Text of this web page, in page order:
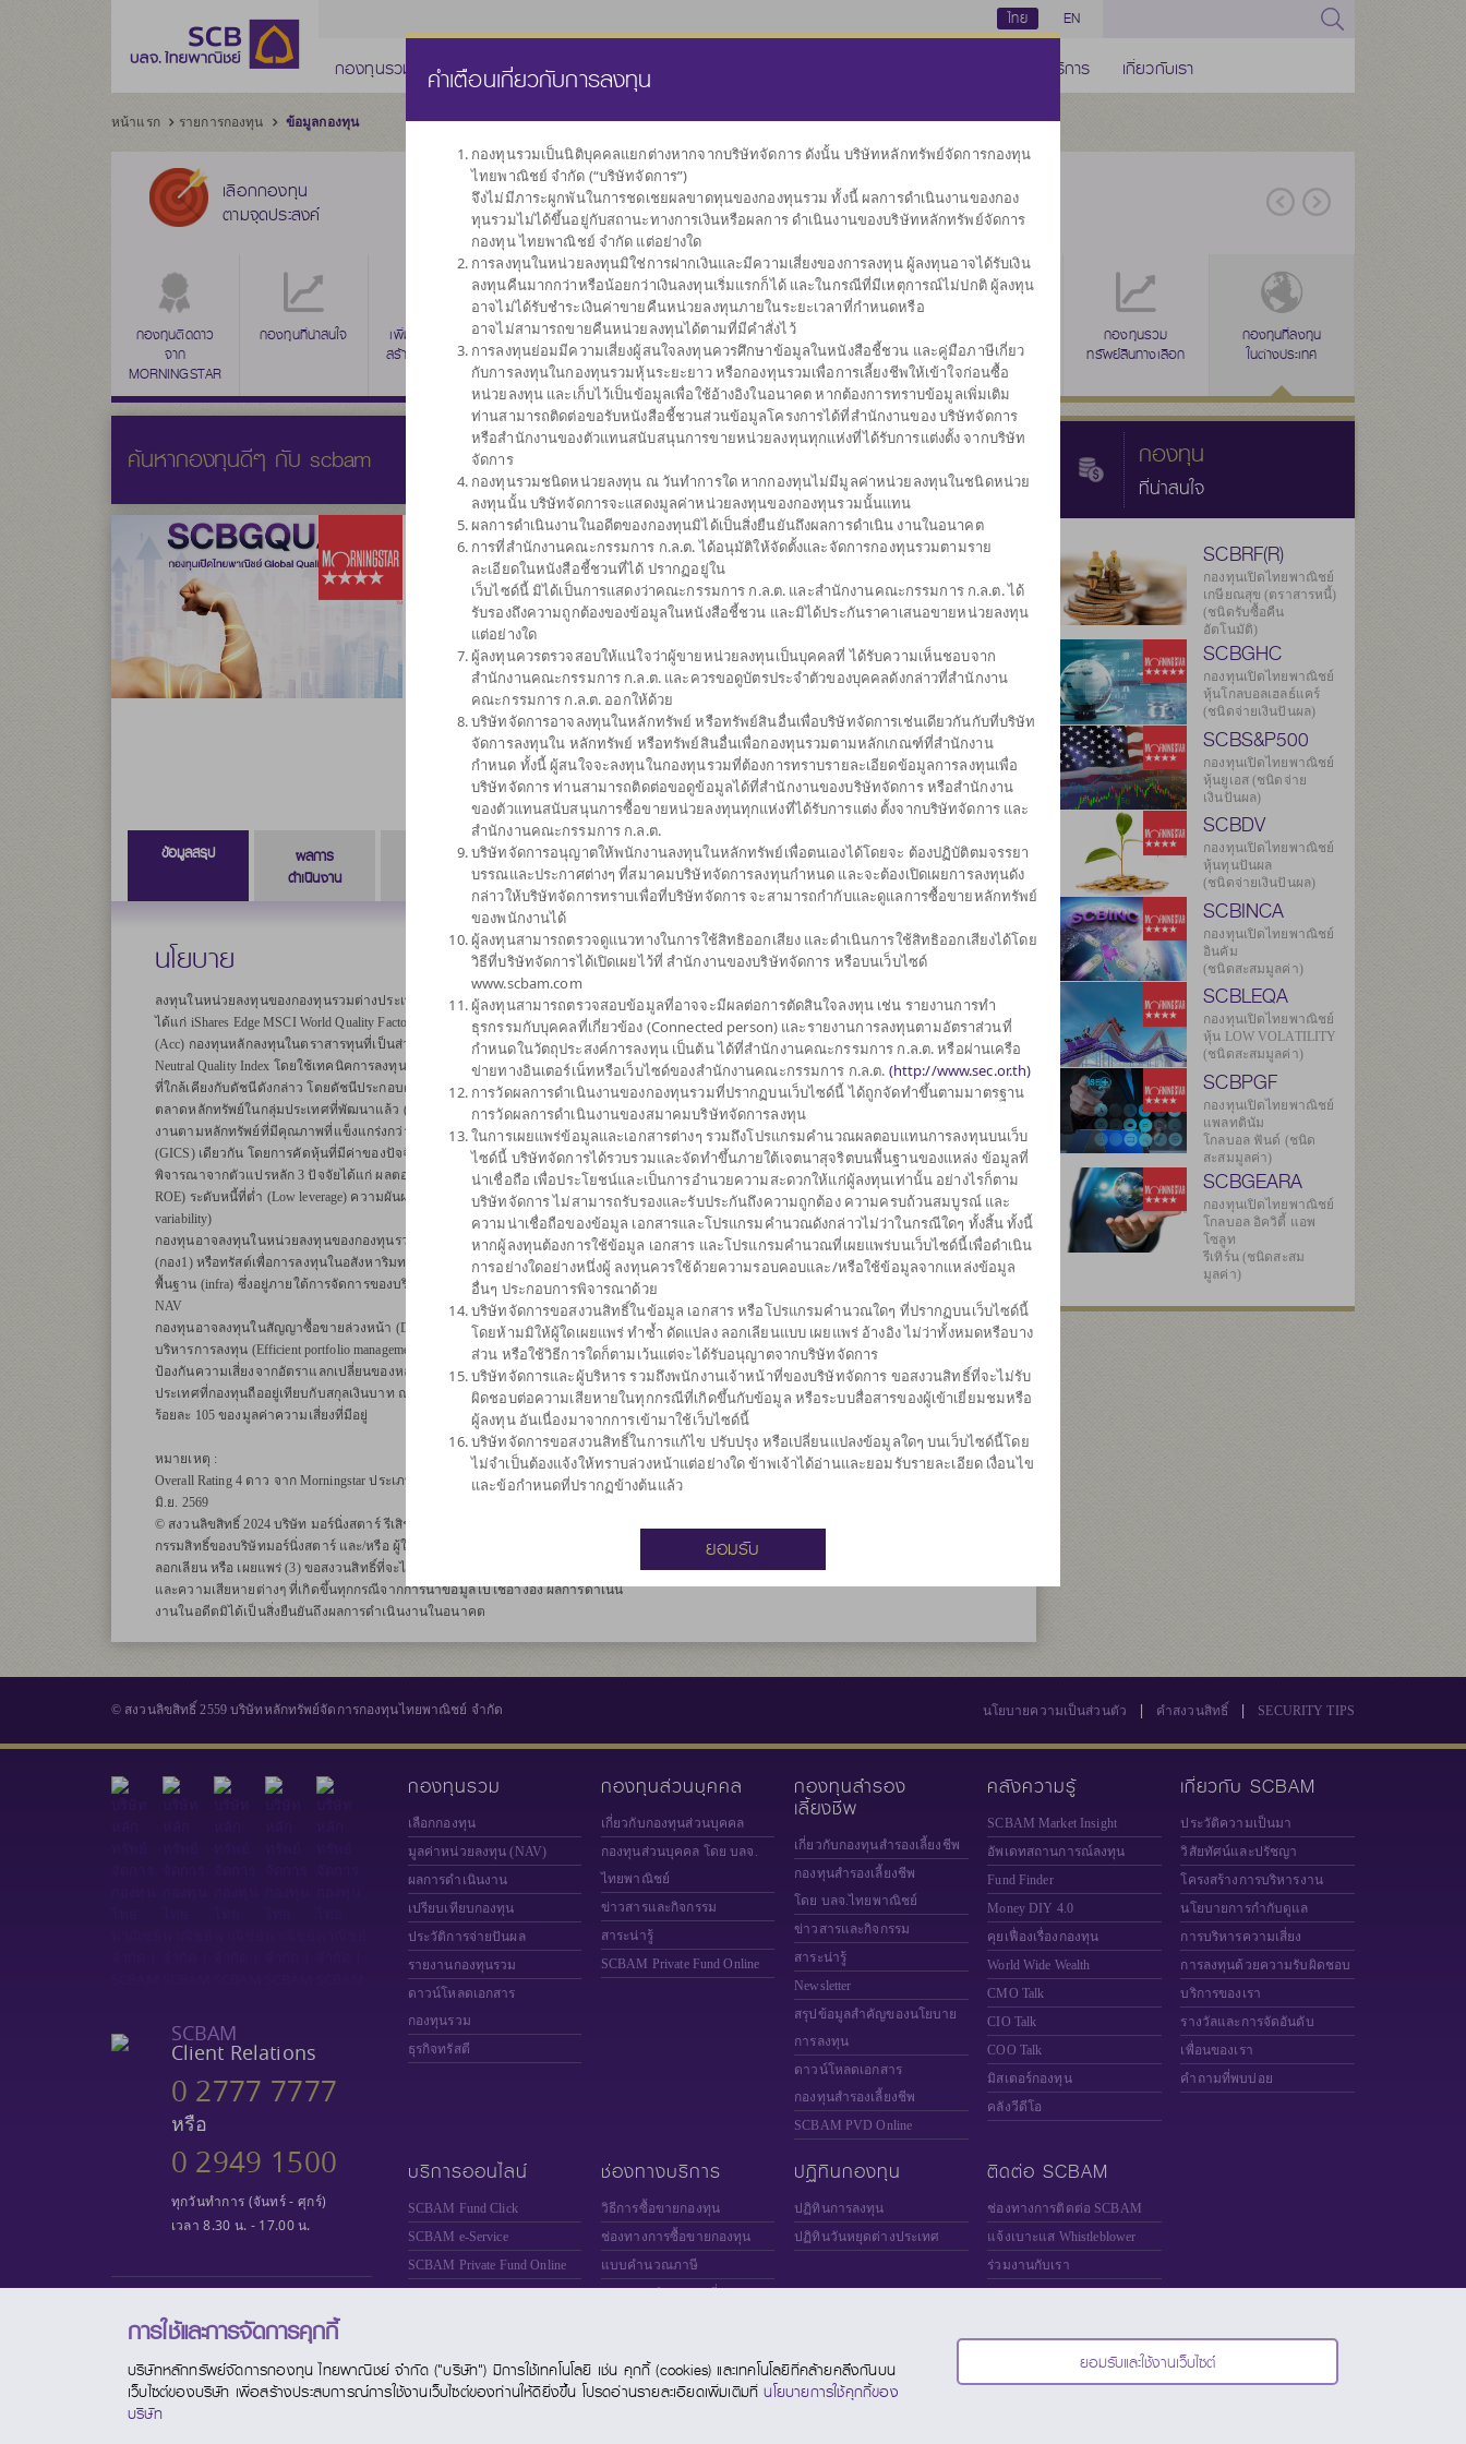
ไทย EN
กองทุนรวม กองทุนส่วนบุคคล ช่องทางบริการ เกี่ยวกับเรา
หน้าแรก รายการกองทุน ข้อมูลกองทุน
เลือกกองทุน
ตามจุดประสงค์
กองทุนติดดาว
จาก
MORNINGSTAR
กองทุนที่น่าสนใจ
เพิ่มค่าเงินลงทุน
สร้างผลตอบแทน
ผันผวนต่ำ
รักษาเงินลงทุน
กระจายการลงทุน
หลายสินทรัพย์
รับเงินปันผล
การลงทุน
ลดหย่อนภาษี
(SSF)
ลดหย่อนภาษี
(THAI ESG)
เลือกกองทุน
ตามนโยบายการลงทุน
กองทุนรวมตลาด
เงิน
กองทุนรวม
ตราสารหนี้
กองทุนรวมดัชนี
ตราสารทุน
ผสม
กองทุนรวม
ทรัพย์สินทางเลือก
กองทุนที่ลงทุน
ในต่างประเทศ
ค้นหากองทุนดีๆ กับ scbam
กองทุนเปิดไทยพาณิชย์ Global Quality Equity (ชนิดสะสมมูลค่า)
SCBGQUAL(A) SHARE
ความเสี่ยงสูง
6
ตั้งแต่ต้นปี
+9.69%
ข้อมูล ณ วันที่ 6 สิงหาคม 2569
มูลค่าหน่วยลงทุน
16.5969
-0.0536
ข้อมูล ณ วันที่ 6 ส.ค. 2569
*ตามสกุลเงินของกองทุน
ข้อมูลสรุป
ผลการ
ดำเนินงาน
ข้อมูลการ
ดาวน์โหลด
เอกสาร
ปฏิทิน
วันหยุด
นโยบาย
ลงทุนในหน่วยลงทุนของกองทุนรวมต่างประเทศเพียงกองทุนเดียว (Feeder Fund)
ได้แก่ iShares Edge MSCI World Quality Factor UCITS ETF (กองทุนหลัก) Class USD
(Acc) กองทุนหลักลงทุนในตราสารทุนที่เป็นส่วนประกอบของ MSCI World Sector
Neutral Quality Index โดยใช้เทคนิคการลงทุนแบบ optimization เพื่อให้ได้ผลตอบแทน
ที่ใกล้เคียงกับดัชนีดังกล่าว โดยดัชนีประกอบด้วยหุ้นขนาดใหญ่และขนาดกลางของ
ตลาดหลักทรัพย์ในกลุ่มประเทศที่พัฒนาแล้ว (Developed Market) มุ่งหวังผลการดำเนิน
งานตามหลักทรัพย์ที่มีคุณภาพที่แข็งแกร่งกว่าเมื่อเทียบกับคู่แข่งในกลุ่มอุตสาหกรรม
(GICS) เดียวกัน โดยการคัดหุ้นที่มีค่าของปัจจัยคุณภาพที่สูง (high quality factor)
พิจารณาจากตัวแปรหลัก 3 ปัจจัยได้แก่ ผลตอบแทนต่อส่วนของผู้ถือหุ้นที่สูง (High
ROE) ระดับหนี้ที่ต่ำ (Low leverage) ความผันผวนของกำไรที่ต่ำ (Low earnings
variability)
กองทุนอาจลงทุนในหน่วยลงทุนของกองทุนรวมหรือกองทุนรวมอสังหาริมทรัพย์
(กอง1) หรือทรัสต์เพื่อการลงทุนในอสังหาริมทรัพย์ (REITs) หรือกองทุนรวมโครงสร้าง
พื้นฐาน (infra) ซึ่งอยู่ภายใต้การจัดการของบริษัทจัดการในสัดส่วนไม่เกิน 20% ของ
NAV
กองทุนอาจลงทุนในสัญญาซื้อขายล่วงหน้า (Derivatives) เพื่อเพิ่มประสิทธิภาพการ
บริหารการลงทุน (Efficient portfolio management) และ/หรือการบริหารความเสี่ยง โดย
ป้องกันความเสี่ยงจากอัตราแลกเปลี่ยนของหลักทรัพย์หรือทรัพย์สินในสกุลเงินต่าง
ประเทศที่กองทุนถืออยู่เทียบกับสกุลเงินบาท ณ ขณะใดขณะหนึ่ง ระหว่างร้อยละ 95 ถึง
ร้อยละ 105 ของมูลค่าความเสี่ยงที่มีอยู่
หมายเหตุ :
Overall Rating 4 ดาว จาก Morningstar ประเภท Thailand Fund Global Equity , ณ 30
มิ.ย. 2569
© สงวนลิขสิทธิ์ 2024 บริษัท มอร์นิ่งสตาร์ รีเสิรซ์ ประเทศไทย ข้อมูลนี้ (1) เป็น
กรรมสิทธิ์ของบริษัทมอร์นิ่งสตาร์ และ/หรือ ผู้ให้บริการข้อมูล (2) ขอสงวนสิทธิ์ในการ
ลอกเลียน หรือ เผยแพร่ (3) ขอสงวนสิทธิ์ที่จะไม่รับผิดชอบต่อความถูกต้อง ครบถ้วน
และความเสียหายต่างๆ ที่เกิดขึ้นทุกกรณีจากการนำข้อมูลไปใช้อ้างอิง ผลการดำเนิน
งานในอดีตมิได้เป็นสิ่งยืนยันถึงผลการดำเนินงานในอนาคต
ประเภทกองทุน
กองทุนที่ลงทุนในต่างประเทศ
จำนวนเงินลงทุนโครงการ 3,000 ล้าน
วันที่จดทะเบียนกองทุน
วันที่ 5 ก.ค. 2565
วันที่ครบอายุกองทุน
N/A
ราคาขาย 16.6916
ราคาซื้อคืน 16.5853
มูลค่าทรัพย์สินสุทธิ
299,898,013.59
มูลค่าหน่วยลงทุน 16.5969
ณ วันที่ 6 ส.ค. 2569
กองทุน
ที่น่าสนใจ
SCBRF(R)
กองทุนเปิดไทยพาณิชย์
เกษียณสุข (ตราสารหนี้)
(ชนิดรับซื้อคืน
อัตโนมัติ)
SCBGHC
กองทุนเปิดไทยพาณิชย์
หุ้นโกลบอลเฮลธ์แคร์
(ชนิดจ่ายเงินปันผล)
SCBS&P500
กองทุนเปิดไทยพาณิชย์
หุ้นยูเอส (ชนิดจ่าย
เงินปันผล)
SCBDV
กองทุนเปิดไทยพาณิชย์
หุ้นทุนปันผล
(ชนิดจ่ายเงินปันผล)
SCBINCA
กองทุนเปิดไทยพาณิชย์
อินคัม
(ชนิดสะสมมูลค่า)
SCBLEQA
กองทุนเปิดไทยพาณิชย์
หุ้น LOW VOLATILITY
(ชนิดสะสมมูลค่า)
SCBPGF
กองทุนเปิดไทยพาณิชย์
แพลทตินัม
โกลบอล ฟันด์ (ชนิด
สะสมมูลค่า)
SCBGEARA
กองทุนเปิดไทยพาณิชย์
โกลบอล อิควิตี้ แอพ
โซลูท
รีเทิร์น (ชนิดสะสม
มูลค่า)
คำเตือนเกี่ยวกับการลงทุน
กองทุนรวมเป็นนิติบุคคลแยกต่างหากจากบริษัทจัดการ ดังนั้น บริษัทหลักทรัพย์จัดการกองทุน
ไทยพาณิชย์ จำกัด (“บริษัทจัดการ”)
จึงไม่มีภาระผูกพันในการชดเชยผลขาดทุนของกองทุนรวม ทั้งนี้ ผลการดำเนินงานของกอง
ทุนรวมไม่ได้ขึ้นอยู่กับสถานะทางการเงินหรือผลการ ดำเนินงานของบริษัทหลักทรัพย์จัดการ
กองทุน ไทยพาณิชย์ จำกัด แต่อย่างใด
การลงทุนในหน่วยลงทุนมิใช่การฝากเงินและมีความเสี่ยงของการลงทุน ผู้ลงทุนอาจได้รับเงิน
ลงทุนคืนมากกว่าหรือน้อยกว่าเงินลงทุนเริ่มแรกก็ได้ และในกรณีที่มีเหตุการณ์ไม่ปกติ ผู้ลงทุน
อาจไม่ได้รับชำระเงินค่าขายคืนหน่วยลงทุนภายในระยะเวลาที่กำหนดหรือ
อาจไม่สามารถขายคืนหน่วยลงทุนได้ตามที่มีคำสั่งไว้
การลงทุนย่อมมีความเสี่ยงผู้สนใจลงทุนควรศึกษาข้อมูลในหนังสือชี้ชวน และคู่มือภาษีเกี่ยว
กับการลงทุนในกองทุนรวมหุ้นระยะยาว หรือกองทุนรวมเพื่อการเลี้ยงชีพให้เข้าใจก่อนซื้อ
หน่วยลงทุน และเก็บไว้เป็นข้อมูลเพื่อใช้อ้างอิงในอนาคต หากต้องการทราบข้อมูลเพิ่มเติม
ท่านสามารถติดต่อขอรับหนังสือชี้ชวนส่วนข้อมูลโครงการได้ที่สำนักงานของ บริษัทจัดการ
หรือสำนักงานของตัวแทนสนับสนุนการขายหน่วยลงทุนทุกแห่งที่ได้รับการแต่งตั้ง จากบริษัท
จัดการ
กองทุนรวมชนิดหน่วยลงทุน ณ วันทำการใด หากกองทุนไม่มีมูลค่าหน่วยลงทุนในชนิดหน่วย
ลงทุนนั้น บริษัทจัดการจะแสดงมูลค่าหน่วยลงทุนของกองทุนรวมนั้นแทน
ผลการดำเนินงานในอดีตของกองทุนมิได้เป็นสิ่งยืนยันถึงผลการดำเนิน งานในอนาคต
การที่สำนักงานคณะกรรมการ ก.ล.ต. ได้อนุมัติให้จัดตั้งและจัดการกองทุนรวมตามราย
ละเอียดในหนังสือชี้ชวนที่ได้ ปรากฏอยู่ใน
เว็บไซด์นี้ มิได้เป็นการแสดงว่าคณะกรรมการ ก.ล.ต. และสำนักงานคณะกรรมการ ก.ล.ต. ได้
รับรองถึงความถูกต้องของข้อมูลในหนังสือชี้ชวน และมิได้ประกันราคาเสนอขายหน่วยลงทุน
แต่อย่างใด
ผู้ลงทุนควรตรวจสอบให้แน่ใจว่าผู้ขายหน่วยลงทุนเป็นบุคคลที่ ได้รับความเห็นชอบจาก
สำนักงานคณะกรรมการ ก.ล.ต. และควรขอดูบัตรประจำตัวของบุคคลดังกล่าวที่สำนักงาน
คณะกรรมการ ก.ล.ต. ออกให้ด้วย
บริษัทจัดการอาจลงทุนในหลักทรัพย์ หรือทรัพย์สินอื่นเพื่อบริษัทจัดการเช่นเดียวกันกับที่บริษัท
จัดการลงทุนใน หลักทรัพย์ หรือทรัพย์สินอื่นเพื่อกองทุนรวมตามหลักเกณฑ์ที่สำนักงาน
กำหนด ทั้งนี้ ผู้สนใจจะลงทุนในกองทุนรวมที่ต้องการทราบรายละเอียดข้อมูลการลงทุนเพื่อ
บริษัทจัดการ ท่านสามารถติดต่อขอดูข้อมูลได้ที่สำนักงานของบริษัทจัดการ หรือสำนักงาน
ของตัวแทนสนับสนุนการซื้อขายหน่วยลงทุนทุกแห่งที่ได้รับการแต่ง ตั้งจากบริษัทจัดการ และ
สำนักงานคณะกรรมการ ก.ล.ต.
บริษัทจัดการอนุญาตให้พนักงานลงทุนในหลักทรัพย์เพื่อตนเองได้โดยจะ ต้องปฏิบัติตมจรรยา
บรรณและประกาศต่างๆ ที่สมาคมบริษัทจัดการลงทุนกำหนด และจะต้องเปิดเผยการลงทุนดัง
กล่าวให้บริษัทจัดการทราบเพื่อที่บริษัทจัดการ จะสามารถกำกับและดูแลการซื้อขายหลักทรัพย์
ของพนักงานได้
ผู้ลงทุนสามารถตรวจดูแนวทางในการใช้สิทธิออกเสียง และดำเนินการใช้สิทธิออกเสียงได้โดย
วิธีที่บริษัทจัดการได้เปิดเผยไว้ที่ สำนักงานของบริษัทจัดการ หรือบนเว็บไซด์
www.scbam.com
ผู้ลงทุนสามารถตรวจสอบข้อมูลที่อาจจะมีผลต่อการตัดสินใจลงทุน เช่น รายงานการทำ
ธุรกรรมกับบุคคลที่เกี่ยวข้อง (Connected person) และรายงานการลงทุนตามอัตราส่วนที่
กำหนดในวัตถุประสงค์การลงทุน เป็นต้น ได้ที่สำนักงานคณะกรรมการ ก.ล.ต. หรือผ่านเครือ
ข่ายทางอินเตอร์เน็ทหรือเว็บไซด์ของสำนักงานคณะกรรมการ ก.ล.ต. (http://www.sec.or.th)
การวัดผลการดำเนินงานของกองทุนรวมที่ปรากฏบนเว็บไซด์นี้ ได้ถูกจัดทำขึ้นตามมาตรฐาน
การวัดผลการดำเนินงานของสมาคมบริษัทจัดการลงทุน
ในการเผยแพร่ข้อมูลและเอกสารต่างๆ รวมถึงโปรแกรมคำนวณผลตอบแทนการลงทุนบนเว็บ
ไซด์นี้ บริษัทจัดการได้รวบรวมและจัดทำขึ้นภายใต้เจตนาสุจริตบนพื้นฐานของแหล่ง ข้อมูลที่
น่าเชื่อถือ เพื่อประโยชน์และเป็นการอำนวยความสะดวกให้แก่ผู้ลงทุนเท่านั้น อย่างไรก็ตาม
บริษัทจัดการ ไม่สามารถรับรองและรับประกันถึงความถูกต้อง ความครบถ้วนสมบูรณ์ และ
ความน่าเชื่อถือของข้อมูล เอกสารและโปรแกรมคำนวณดังกล่าวไม่ว่าในกรณีใดๆ ทั้งสิ้น ทั้งนี้
หากผู้ลงทุนต้องการใช้ข้อมูล เอกสาร และโปรแกรมคำนวณที่เผยแพร่บนเว็บไซด์นี้เพื่อดำเนิน
การอย่างใดอย่างหนึ่งผู้ ลงทุนควรใช้ด้วยความรอบคอบและ/หรือใช้ข้อมูลจากแหล่งข้อมูล
อื่นๆ ประกอบการพิจารณาด้วย
บริษัทจัดการขอสงวนสิทธิ์ในข้อมูล เอกสาร หรือโปรแกรมคำนวณใดๆ ที่ปรากฏบนเว็บไซด์นี้
โดยห้ามมิให้ผู้ใดเผยแพร่ ทำซ้ำ ดัดแปลง ลอกเลียนแบบ เผยแพร่ อ้างอิง ไม่ว่าทั้งหมดหรือบาง
ส่วน หรือใช้วิธีการใดก็ตามเว้นแต่จะได้รับอนุญาตจากบริษัทจัดการ
บริษัทจัดการและผู้บริหาร รวมถึงพนักงานเจ้าหน้าที่ของบริษัทจัดการ ขอสงวนสิทธิ์ที่จะไม่รับ
ผิดชอบต่อความเสียหายในทุกกรณีที่เกิดขึ้นกับข้อมูล หรือระบบสื่อสารของผู้เข้าเยี่ยมชมหรือ
ผู้ลงทุน อันเนื่องมาจากการเข้ามาใช้เว็บไซด์นี้
บริษัทจัดการขอสงวนสิทธิ์ในการแก้ไข ปรับปรุง หรือเปลี่ยนแปลงข้อมูลใดๆ บนเว็บไซด์นี้โดย
ไม่จำเป็นต้องแจ้งให้ทราบล่วงหน้าแต่อย่างใด ข้าพเจ้าได้อ่านและยอมรับรายละเอียด เงื่อนไข
และข้อกำหนดที่ปรากฏข้างต้นแล้ว
ยอมรับ
© สงวนลิขสิทธิ์ 2559 บริษัทหลักทรัพย์จัดการกองทุนไทยพาณิชย์ จำกัด นโยบายความเป็นส่วนตัว | คำสงวนสิทธิ์ | SECURITY TIPS
SCBAM
Client Relations
0 2777 7777
หรือ
0 2949 1500
ทุกวันทำการ (จันทร์ - ศุกร์)
เวลา 8.30 น. - 17.00 น.
"ผู้ลงทุนควรทำความเข้าใจ ลักษณะ
สินค้า เงื่อนไข ผลตอบแทน และความ
เสี่ยงก่อนตัดสินใจ"
กองทุนรวม
เลือกกองทุน
มูลค่าหน่วยลงทุน (NAV)
ผลการดำเนินงาน
เปรียบเทียบกองทุน
ประวัติการจ่ายปันผล
รายงานกองทุนรวม
ดาวน์โหลดเอกสาร
กองทุนรวม
ธุรกิจทรัสตี
กองทุนส่วนบุคคล
เกี่ยวกับกองทุนส่วนบุคคล
กองทุนส่วนบุคคล โดย บลจ.
ไทยพาณิชย์
ข่าวสารและกิจกรรม
สาระน่ารู้
SCBAM Private Fund Online
กองทุนสำรอง
เลี้ยงชีพ
เกี่ยวกับกองทุนสำรองเลี้ยงชีพ
กองทุนสำรองเลี้ยงชีพ
โดย บลจ.ไทยพาณิชย์
ข่าวสารและกิจกรรม
สาระน่ารู้
Newsletter
สรุปข้อมูลสำคัญของนโยบาย
การลงทุน
ดาวน์โหลดเอกสาร
กองทุนสำรองเลี้ยงชีพ
SCBAM PVD Online
คลังความรู้
SCBAM Market Insight
อัพเดทสถานการณ์ลงทุน
Fund Finder
Money DIY 4.0
คุยเฟื่องเรื่องกองทุน
World Wide Wealth
CMO Talk
CIO Talk
COO Talk
มิสเตอร์กองทุน
คลังวีดีโอ
เกี่ยวกับ SCBAM
ประวัติความเป็นมา
วิสัยทัศน์และปรัชญา
โครงสร้างการบริหารงาน
นโยบายการกำกับดูแล
การบริหารความเสี่ยง
การลงทุนด้วยความรับผิดชอบ
บริการของเรา
รางวัลและการจัดอันดับ
เพื่อนของเรา
คำถามที่พบบ่อย
บริการออนไลน์
SCBAM Fund Click
SCBAM e-Service
SCBAM Private Fund Online
ช่องทางบริการ
วิธีการซื้อขายกองทุน
ช่องทางการซื้อขายกองทุน
แบบคำนวณภาษี
ปฏิทินกองทุน
ปฏิทินการลงทุน
ปฏิทินวันหยุดต่างประเทศ
ติดต่อ SCBAM
ช่องทางการติดต่อ SCBAM
แจ้งเบาะแส Whistleblower
ร่วมงานกับเรา
การใช้และการจัดการคุกกี้
บริษัทหลักทรัพย์จัดการกองทุน ไทยพาณิชย์ จำกัด ("บริษัท") มีการใช้เทคโนโลยี เช่น คุกกี้ (cookies) และเทคโนโลยีที่คล้ายคลึงกันบน
เว็บไซต์ของบริษัท เพื่อสร้างประสบการณ์การใช้งานเว็บไซต์ของท่านให้ดียิ่งขึ้น โปรดอ่านรายละเอียดเพิ่มเติมที่นโยบายการใช้คุกกี้ของ
บริษัท
ยอมรับและใช้งานเว็บไซต์